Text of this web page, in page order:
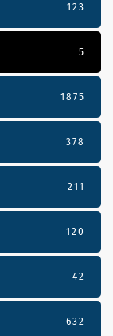
123
5
1875
378
211
120
42
632